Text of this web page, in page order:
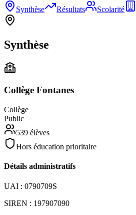
Synthèse
Résultats Scolarité
Synthèse
Collège Fontanes
Collège
Public
539 élèves
Hors éducation prioritaire
Détails administratifs
UAI : 0790709S
SIREN : 197907090